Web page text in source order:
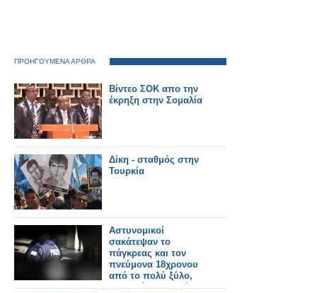
ΠΡΟΗΓΟΥΜΕΝΑ ΑΡΘΡΑ
Βίντεο ΣΟΚ απο την
έκρηξη στην Σομαλία
Δίκη - σταθμός στην
Τουρκία
Αστυνομικοί
σακάτεψαν το
πάγκρεας και τον
πνεύμονα 18χρονου
από το πολύ ξύλο,
στο Ηράκλειο Κρήτης!